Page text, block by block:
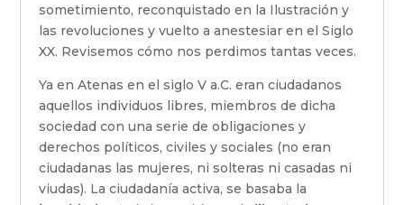
sometimiento, reconquistado en la Ilustración y
las revoluciones y vuelto a anestesiar en el Siglo
XX. Revisemos cómo nos perdimos tantas veces.
Ya en Atenas en el siglo V a.C. eran ciudadanos
aquellos individuos libres, miembros de dicha
sociedad con una serie de obligaciones y
derechos políticos, civiles y sociales (no eran
ciudadanas las mujeres, ni solteras ni casadas ni
viudas). La ciudadanía activa, se basaba la